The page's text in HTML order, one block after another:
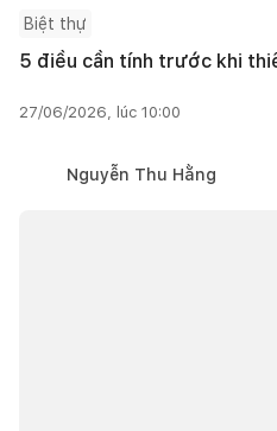
Biệt thự
5 điều cần tính trước khi
27/06/2026, lúc 10:00
Nguyễn Thu Hằng